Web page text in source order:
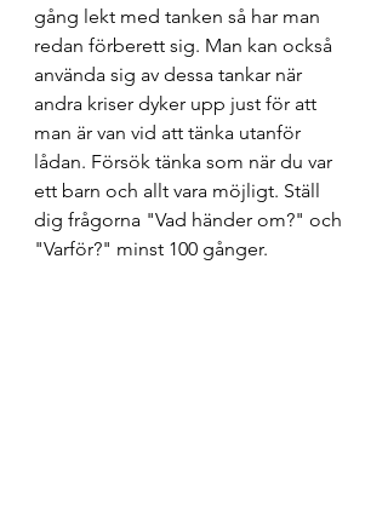
gång lekt med tanken så har man
redan förberett sig. Man kan också
använda sig av dessa tankar när
andra kriser dyker upp just för att
man är van vid att tänka utanför
lådan. Försök tänka som när du var
ett barn och allt vara möjligt. Ställ
dig frågorna "Vad händer om?" och
"Varför?" minst 100 gånger.